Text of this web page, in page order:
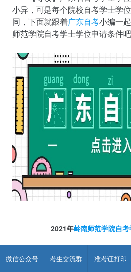
微信公众号 考生交流群 准考证打印
小异，可是每个院校自考学士学
同，下面就跟着广东自考小编一
师范学院自考学士学位申请条件
2021年岭南师范学院自
本条件